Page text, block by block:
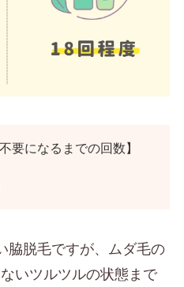
要になるまでの回数】
脇脱毛ですが、ムダ毛の
いツルツルの状態まで